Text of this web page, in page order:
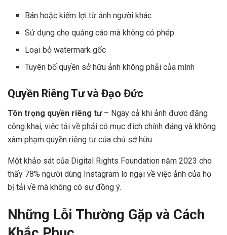
Bán hoặc kiếm lợi từ ảnh người khác
Sử dụng cho quảng cáo mà không có phép
Loại bỏ watermark gốc
Tuyên bố quyền sở hữu ảnh không phải của mình
Quyền Riêng Tư và Đạo Đức
Tôn trọng quyền riêng tư– Ngay cả khi ảnh được đăng
công khai, việc tải về phải có mục đích chính đáng và không
xâm phạm quyền riêng tư của chủ sở hữu.
Một khảo sát của Digital Rights Foundation năm 2023 cho
thấy 78% người dùng Instagram lo ngại về việc ảnh của họ
bị tải về mà không có sự đồng ý.
Những Lỗi Thường Gặp và Cách